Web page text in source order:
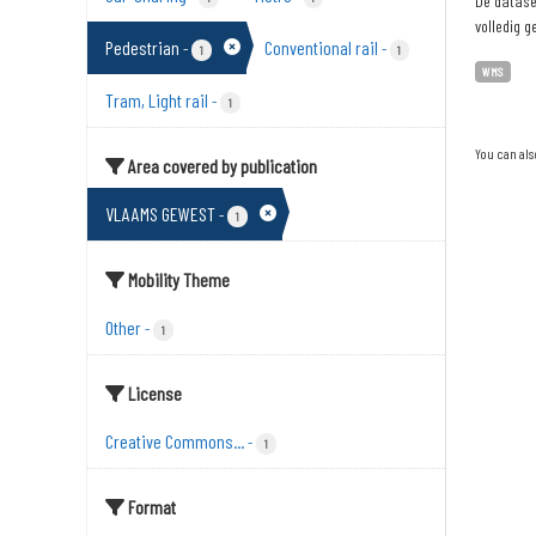
Pedestrian - 1 Conventional rail - 1
Tram, Light rail - 1
Area covered by publication
VLAAMS GEWEST- 1
Mobility Theme
Other- 1
License
Creative Commons...- 1
Format
volledig
WMS
You can